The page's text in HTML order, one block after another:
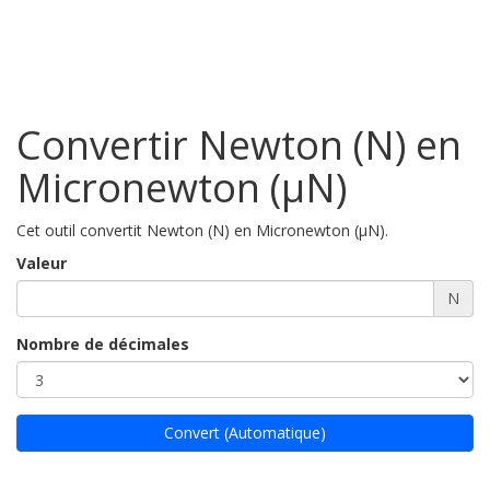
Convertir Newton (N) en
Micronewton (µN)
Cet outil convertit Newton (N) en Micronewton (µN).
Valeur
N
Nombre de décimales
Convert (Automatique)